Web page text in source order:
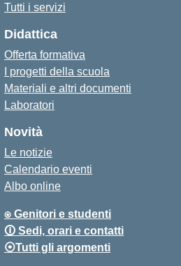
Tutti i servizi
Didattica
Offerta formativa
I progetti della scuola
Materiali e altri documenti
Laboratori
Novità
Le notizie
Calendario eventi
Albo online
⍟ Genitori e studenti
🛈 Sedi, orari e contatti
⦿Tutti gli argomenti